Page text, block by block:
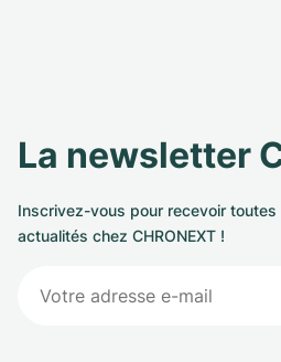
La newsletter
Inscrivez-vous pour recevoir
actualités chez CHRONEXT !